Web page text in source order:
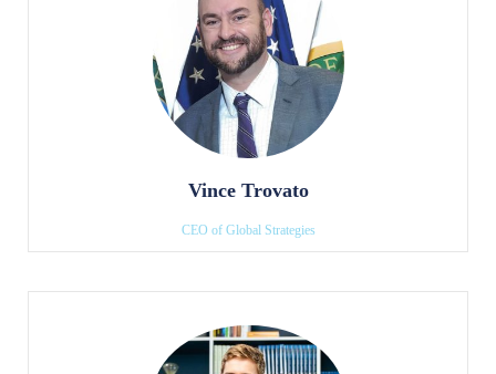
Vince Trovato
CEO of Global Strategies